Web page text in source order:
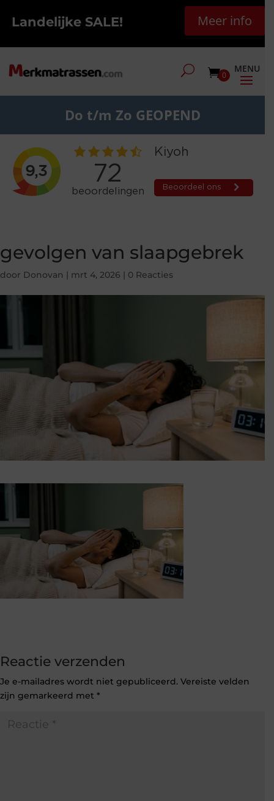
Landelijke SALE! Meer info
0
Do t/m Zo GEOPEND
gevolgen van slaapgebrek
door Donovan | mrt 4, 2026 | 0 Reacties
Reactie verzenden
Je e-mailadres wordt niet gepubliceerd. Vereiste velden
zijn gemarkeerd met *